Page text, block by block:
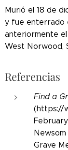
Murió el 18 de
y fue enterrado
anteriormente
West Norwood,
Referencias
Find a
(https://
Newsom
Grave